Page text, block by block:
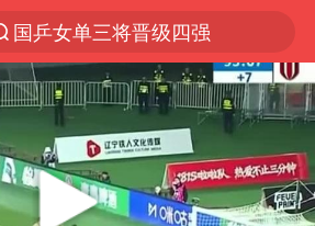
国乒女单三将晋级四强
光影经济撬动暑期消费新蓝海
马克·艾伦退出斯诺克中国公开赛
新疆优化调整景区内自驾服务费
上四休三，但降薪1000元，你接受吗？